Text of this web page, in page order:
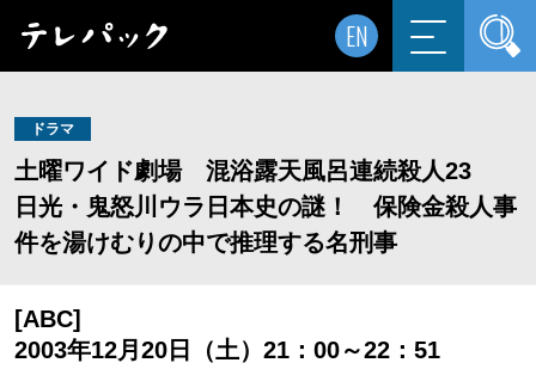
EN
ドラマ
土曜ワイド劇場 混浴露天風呂連続殺人23
日光・鬼怒川ウラ日本史の謎！ 保険金殺人事
件を湯けむりの中で推理する名刑事
[ABC]
2003年12月20日（土）21：00～22：51